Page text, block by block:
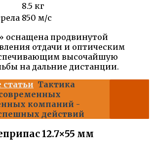
8.5 кг
850 м/с
оснащена продвинутой
отдачи и оптическим
высочайшую
на дальние дистанции.
Тактика
компаний -
действий
12.7×55 мм